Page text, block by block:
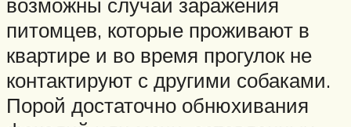
питомцев, которые проживают в
квартире и во время прогулок не
контактируют с другими собаками.
Порой достаточно обнюхивания